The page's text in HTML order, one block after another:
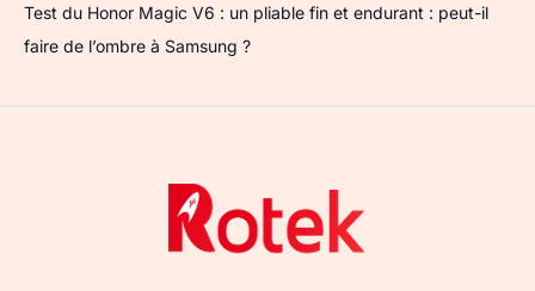
Test du Honor Magic V6 : un pliable fin et endurant : peut-il
faire de l’ombre à Samsung ?